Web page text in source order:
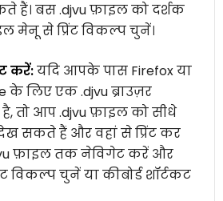
हैं। बस .djvu फ़ाइल को दर्शक
मेनू से प्रिंट विकल्प चुनें।
करें:यदि आपके पास Firefox या
के लिए एक .djvu ब्राउज़र
तो आप .djvu फ़ाइल को सीधे
सकते हैं और वहां से प्रिंट कर
फ़ाइल तक नेविगेट करें और
विकल्प चुनें या कीबोर्ड शॉर्टकट